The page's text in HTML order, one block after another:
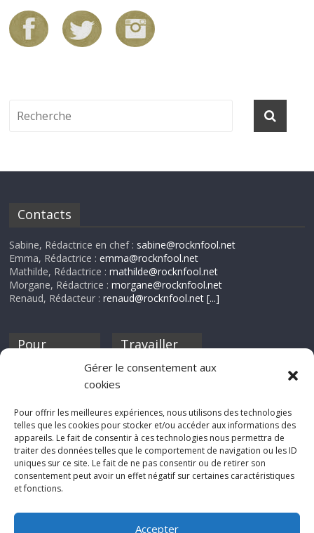
Gérer le consentement aux
cookies
Pour offrir les meilleures expériences, nous utilisons des technologies
telles que les cookies pour stocker et/ou accéder aux informations des
appareils. Le fait de consentir à ces technologies nous permettra de
traiter des données telles que le comportement de navigation ou les ID
uniques sur ce site. Le fait de ne pas consentir ou de retirer son
consentement peut avoir un effet négatif sur certaines caractéristiques
et fonctions.
Accepter
Contacts
Sabine, Rédactrice en chef : sabine@rocknfool.net
Emma, Rédactrice :emma@rocknfool.net
Mathilde, Rédactrice :mathilde@rocknfool.net
Morgane, Rédactrice :morgane@rocknfool.net
Renaud, Rédacteur :renaud@rocknfool.net [...]
Pour
discothèque
Travailler
Si tu souhaites
Rocknfool, n'hésite
pas à nous envoyer
tes chroniques de
concerts, de films,
séries ou des billets
d'humeur :